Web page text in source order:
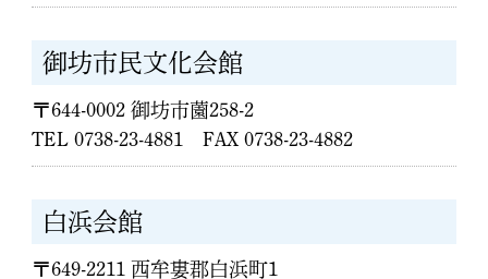
御坊市民文化会館
〒644-0002 御坊市薗258-2
TEL 0738-23-4881 FAX 0738-23-4882
白浜会館
〒649-2211 西牟婁郡白浜町1